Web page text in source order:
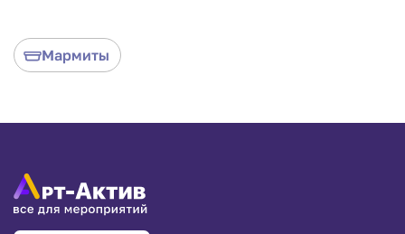
и украшают линию раздачи. Прямоугольная форма
универсальна: она отлично подходит для мяса,
рыбы, гарниров и выпечки. Оборудование работает
кейтеринга сэкономит ваш бюджет и обеспечит
комфорт гостям.
Мармиты